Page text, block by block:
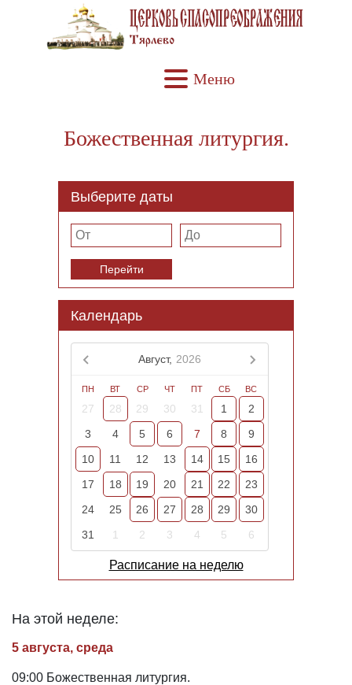
Меню
Божественная литургия.
Выберите даты
Перейти
Календарь
Август, 2026
ПН ВТ СР ЧТ ПТ СБ ВС
27 28 29 30 31 1
2
3
4 5 6 7 8
9
10
11 12 13 14 15
16
17
18 19 20 21 22
23
24
25 26 27 28 29
30
31
1 2 3 4 5 6
Расписание на неделю
На этой неделе:
5 августа, среда
09:00 Божественная литургия.